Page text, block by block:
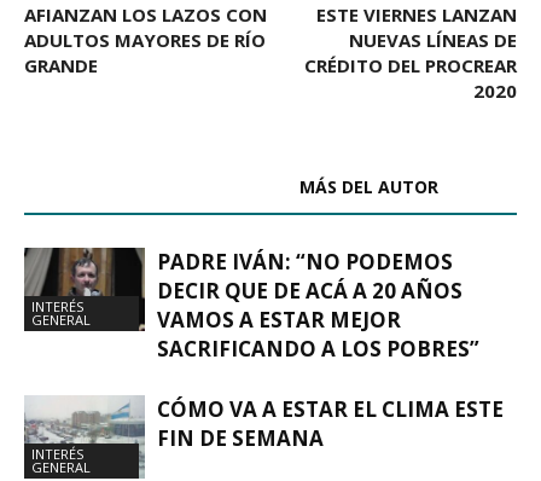
AFIANZAN LOS LAZOS CON
ADULTOS MAYORES DE RÍO
GRANDE
ESTE VIERNES LANZAN
NUEVAS LÍNEAS DE
CRÉDITO DEL PROCREAR
2020
MÁS DEL AUTOR
INTERÉS
GENERAL
PADRE IVÁN: “NO PODEMOS
DECIR QUE DE ACÁ A 20 AÑOS
VAMOS A ESTAR MEJOR
SACRIFICANDO A LOS POBRES”
INTERÉS
GENERAL
CÓMO VA A ESTAR EL CLIMA ESTE
FIN DE SEMANA